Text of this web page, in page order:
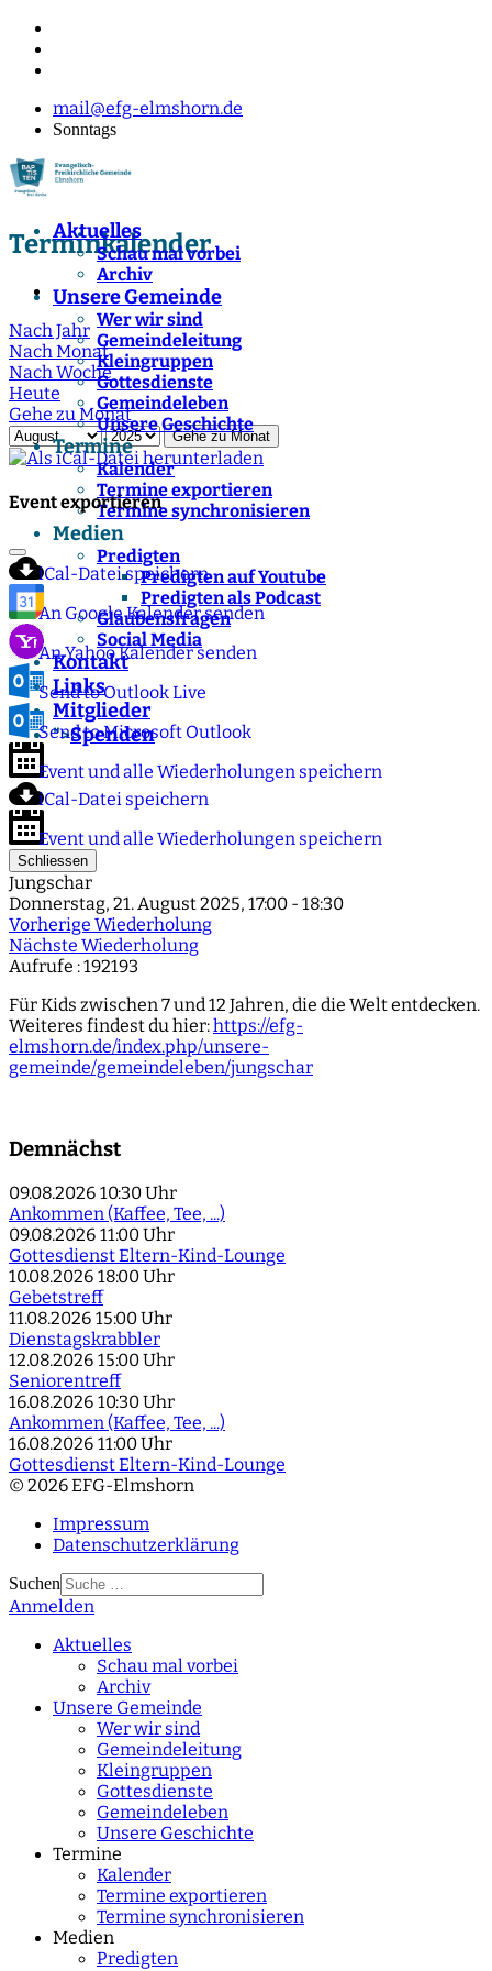
mail@efg-elmshorn.de
Sonntags
Aktuelles
Schau mal vorbei
Archiv
Unsere Gemeinde
Wer wir sind
Gemeindeleitung
Kleingruppen
Gottesdienste
Gemeindeleben
Unsere Geschichte
Termine
Kalender
Termine exportieren
Termine synchronisieren
Medien
Predigten
Predigten auf Youtube
Predigten als Podcast
Glaubensfragen
Social Media
Kontakt
Links
Mitglieder
">Spenden
Terminkalender
Nach Jahr
Nach Monat
Nach Woche
Heute
Gehe zu Monat
Gehe zu Monat
Event exportieren
iCal-Datei speichern
An Google Kalender senden
An Yahoo Kalender senden
Send to Outlook Live
Send to Microsoft Outlook
Event und alle Wiederholungen speichern
iCal-Datei speichern
Event und alle Wiederholungen speichern
Schliessen
Jungschar
Donnerstag, 21. August 2025, 17:00 - 18:30
Vorherige Wiederholung
Nächste Wiederholung
Aufrufe : 192193
Für Kids zwischen 7 und 12 Jahren, die die Welt entdecken.
Weiteres findest du hier:https://efg-
elmshorn.de/index.php/unsere-
gemeinde/gemeindeleben/jungschar
Demnächst
09.08.2026 10:30 Uhr
Ankommen (Kaffee, Tee, ...)
09.08.2026 11:00 Uhr
Gottesdienst Eltern-Kind-Lounge
10.08.2026 18:00 Uhr
Gebetstreff
11.08.2026 15:00 Uhr
Dienstagskrabbler
12.08.2026 15:00 Uhr
Seniorentreff
16.08.2026 10:30 Uhr
Ankommen (Kaffee, Tee, ...)
16.08.2026 11:00 Uhr
Gottesdienst Eltern-Kind-Lounge
© 2026 EFG-Elmshorn
Impressum
Datenschutzerklärung
Suchen
Type 2 or more
Anmelden
Aktuelles
Schau mal vorbei
Archiv
Unsere Gemeinde
Wer wir sind
Gemeindeleitung
Kleingruppen
Gottesdienste
Gemeindeleben
Unsere Geschichte
Termine
Kalender
Termine exportieren
Termine synchronisieren
Medien
Predigten